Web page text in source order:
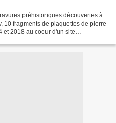
préhistoriques découvertes à
10 fragments de plaquettes de pierre
et 2018 au coeur d'un site